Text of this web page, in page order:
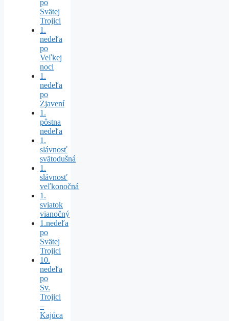
po
Svätej
Trojici
1.
nedeľa
po
Veľkej
noci
1.
nedeľa
po
Zjavení
1.
pôstna
nedeľa
1.
slávnosť
svätodušná
1.
slávnosť
veľkonočná
1.
sviatok
vianočný
1.nedeľa
po
Svätej
Trojici
10.
nedeľa
po
Sv.
Trojici
–
Kajúca